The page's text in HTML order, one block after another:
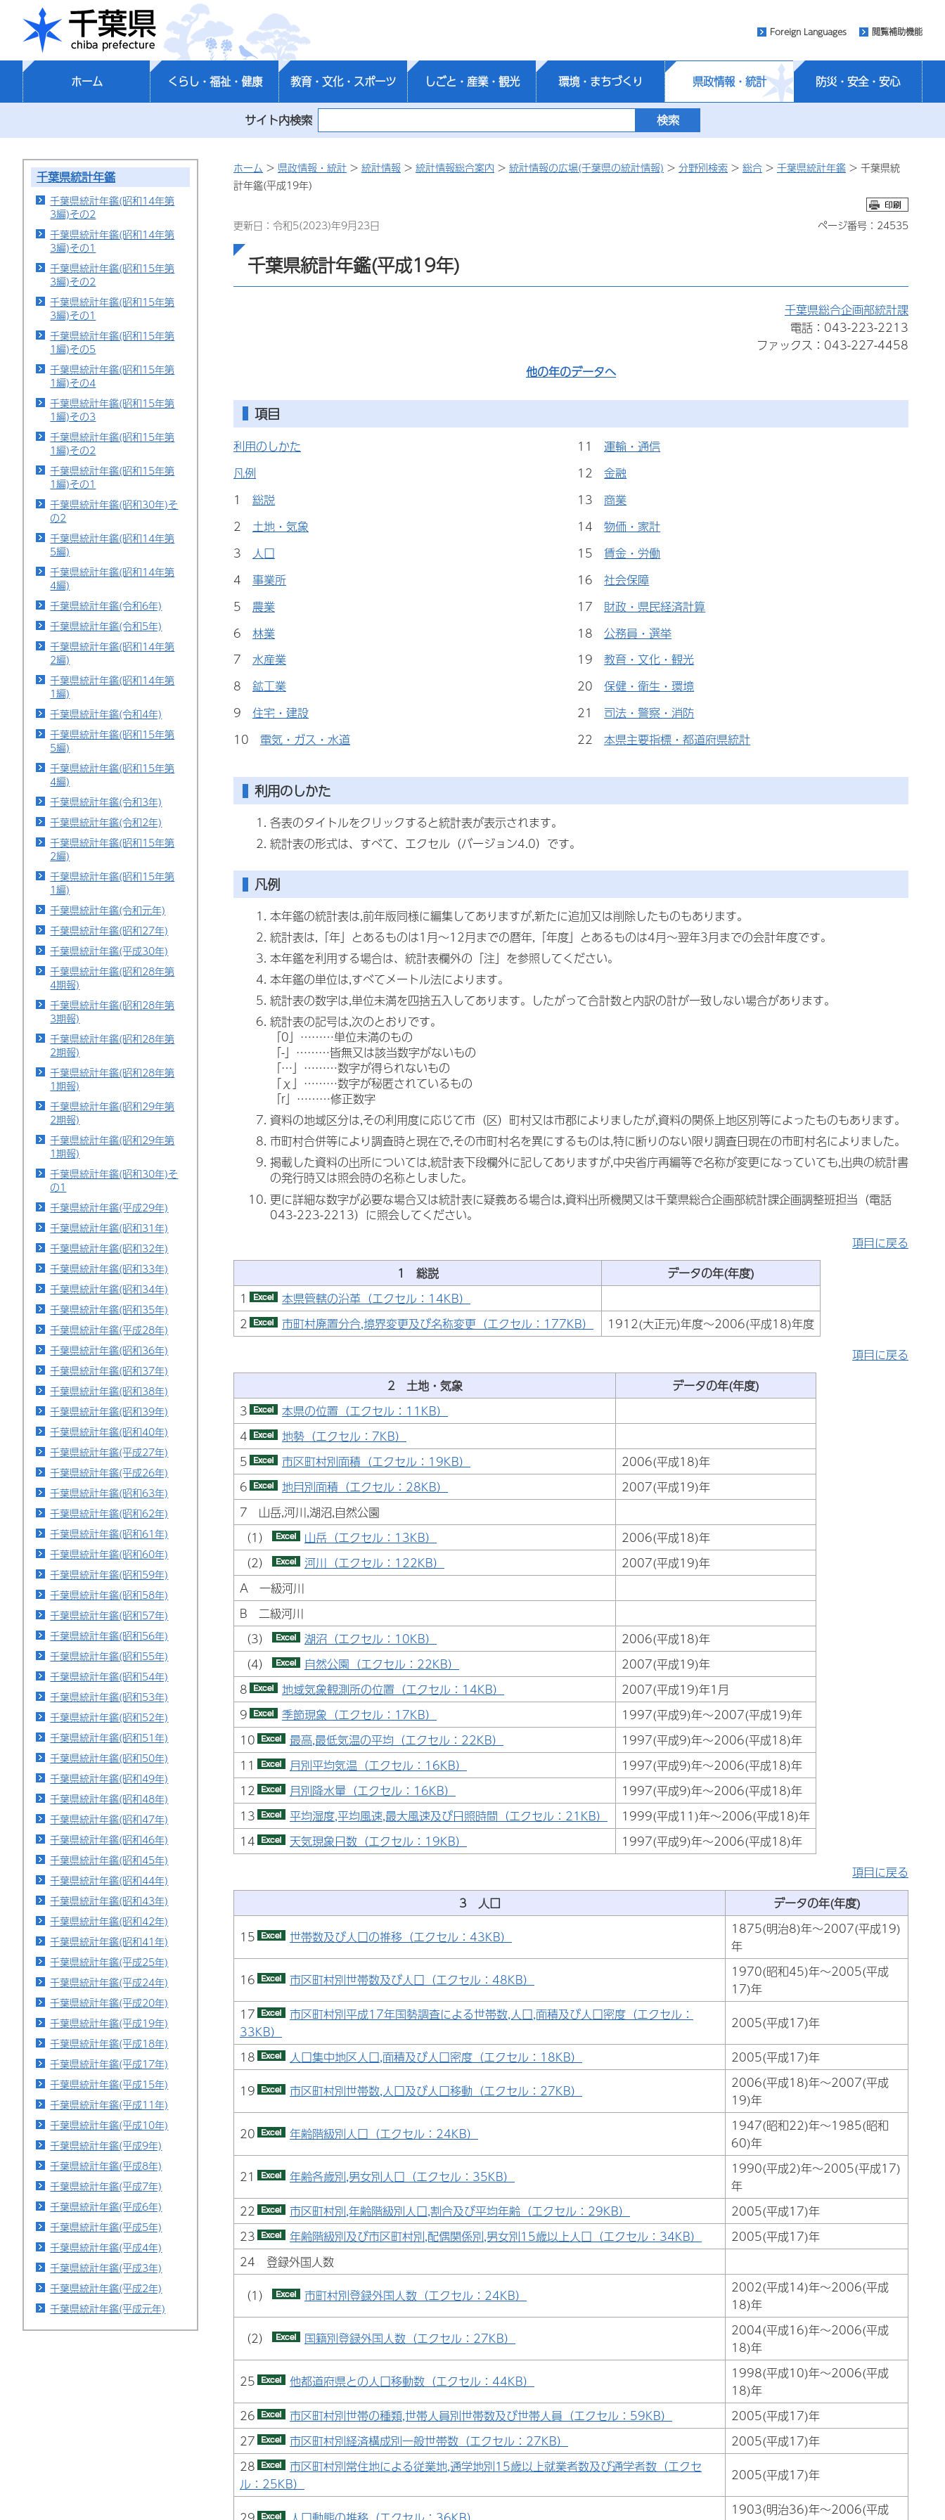
千葉県
Foreign Languages 閲覧補助機能
ホーム くらし・福祉・健康 教育・文化・スポーツ しごと・産業・観光 環境・まちづくり 県政情報・統計 防災・安全・安心
サイト内検索
千葉県統計年鑑
千葉県統計年鑑(昭和14年第
3編)その2
千葉県統計年鑑(昭和14年第
3編)その1
千葉県統計年鑑(昭和15年第
3編)その2
千葉県統計年鑑(昭和15年第
3編)その1
千葉県統計年鑑(昭和15年第
1編)その5
千葉県統計年鑑(昭和15年第
1編)その4
千葉県統計年鑑(昭和15年第
1編)その3
千葉県統計年鑑(昭和15年第
1編)その2
千葉県統計年鑑(昭和15年第
1編)その1
千葉県統計年鑑(昭和30年)そ
の2
千葉県統計年鑑(昭和14年第
5編)
千葉県統計年鑑(昭和14年第
4編)
千葉県統計年鑑(令和6年)
千葉県統計年鑑(令和5年)
千葉県統計年鑑(昭和14年第
2編)
千葉県統計年鑑(昭和14年第
1編)
千葉県統計年鑑(令和4年)
千葉県統計年鑑(昭和15年第
5編)
千葉県統計年鑑(昭和15年第
4編)
千葉県統計年鑑(令和3年)
千葉県統計年鑑(令和2年)
千葉県統計年鑑(昭和15年第
2編)
千葉県統計年鑑(昭和15年第
1編)
千葉県統計年鑑(令和元年)
千葉県統計年鑑(昭和27年)
千葉県統計年鑑(平成30年)
千葉県統計年鑑(昭和28年第
4期報)
千葉県統計年鑑(昭和28年第
3期報)
千葉県統計年鑑(昭和28年第
2期報)
千葉県統計年鑑(昭和28年第
1期報)
千葉県統計年鑑(昭和29年第
2期報)
千葉県統計年鑑(昭和29年第
1期報)
千葉県統計年鑑(昭和30年)そ
の1
千葉県統計年鑑(平成29年)
千葉県統計年鑑(昭和31年)
千葉県統計年鑑(昭和32年)
千葉県統計年鑑(昭和33年)
千葉県統計年鑑(昭和34年)
千葉県統計年鑑(昭和35年)
千葉県統計年鑑(平成28年)
千葉県統計年鑑(昭和36年)
千葉県統計年鑑(昭和37年)
千葉県統計年鑑(昭和38年)
千葉県統計年鑑(昭和39年)
千葉県統計年鑑(昭和40年)
千葉県統計年鑑(平成27年)
千葉県統計年鑑(平成26年)
千葉県統計年鑑(昭和63年)
千葉県統計年鑑(昭和62年)
千葉県統計年鑑(昭和61年)
千葉県統計年鑑(昭和60年)
千葉県統計年鑑(昭和59年)
千葉県統計年鑑(昭和58年)
千葉県統計年鑑(昭和57年)
千葉県統計年鑑(昭和56年)
千葉県統計年鑑(昭和55年)
千葉県統計年鑑(昭和54年)
千葉県統計年鑑(昭和53年)
千葉県統計年鑑(昭和52年)
千葉県統計年鑑(昭和51年)
千葉県統計年鑑(昭和50年)
千葉県統計年鑑(昭和49年)
千葉県統計年鑑(昭和48年)
千葉県統計年鑑(昭和47年)
千葉県統計年鑑(昭和46年)
千葉県統計年鑑(昭和45年)
千葉県統計年鑑(昭和44年)
千葉県統計年鑑(昭和43年)
千葉県統計年鑑(昭和42年)
千葉県統計年鑑(昭和41年)
千葉県統計年鑑(平成25年)
千葉県統計年鑑(平成24年)
千葉県統計年鑑(平成20年)
千葉県統計年鑑(平成19年)
千葉県統計年鑑(平成18年)
千葉県統計年鑑(平成17年)
千葉県統計年鑑(平成15年)
千葉県統計年鑑(平成11年)
千葉県統計年鑑(平成10年)
千葉県統計年鑑(平成9年)
千葉県統計年鑑(平成8年)
千葉県統計年鑑(平成7年)
千葉県統計年鑑(平成6年)
千葉県統計年鑑(平成5年)
千葉県統計年鑑(平成4年)
千葉県統計年鑑(平成3年)
千葉県統計年鑑(平成2年)
千葉県統計年鑑(平成元年)
ホーム > 県政情報・統計 > 統計情報 > 統計情報総合案内 > 統計情報の広場(千葉県の統計情報) > 分野別検索 > 総合 > 千葉県統計年鑑 > 千葉県統
計年鑑(平成19年)
更新日：令和5(2023)年9月23日 ページ番号：24535
千葉県統計年鑑(平成19年)
千葉県総合企画部統計課
電話：043-223-2213
ファックス：043-227-4458
他の年のデータへ
項目
利用のしかた
凡例
1 総説
2 土地・気象
3 人口
4 事業所
5 農業
6 林業
7 水産業
8 鉱工業
9 住宅・建設
10 電気・ガス・水道
11運輸・通信
12金融
13商業
14物価・家計
15賃金・労働
16社会保障
17 財政・県民経済計算
18公務員・選挙
19教育・文化・観光
20保健・衛生・環境
21司法・警察・消防
22本県主要指標・都道府県統計
利用のしかた
各表のタイトルをクリックすると統計表が表示されます。
統計表の形式は、すべて、エクセル（バージョン4.0）です。
凡例
本年鑑の統計表は,前年版同様に編集してありますが,新たに追加又は削除したものもあります。
統計表は,「年」とあるものは1月～12月までの暦年,「年度」とあるものは4月～翌年3月までの会計年度です。
本年鑑を利用する場合は、統計表欄外の「注」を参照してください。
本年鑑の単位は,すべてメートル法によります。
統計表の数字は,単位未満を四捨五入してあります。したがって合計数と内訳の計が一致しない場合があります。
統計表の記号は,次のとおりです。
「0」………単位未満のもの
「-」………皆無又は該当数字がないもの
「…」………数字が得られないもの
「χ」………数字が秘匿されているもの
「r」………修正数字
資料の地域区分は,その利用度に応じて市（区）町村又は市郡によりましたが,資料の関係上地区別等によったものもあります。
市町村合併等により調査時と現在で,その市町村名を異にするものは,特に断りのない限り調査日現在の市町村名によりました。
掲載した資料の出所については,統計表下段欄外に記してありますが,中央省庁再編等で名称が変更になっていても,出典の統計書
の発行時又は照会時の名称としました。
更に詳細な数字が必要な場合又は統計表に疑義ある場合は,資料出所機関又は千葉県総合企画部統計課企画調整班担当（電話
043-223-2213）に照会してください。
項目に戻る
1 総説
データの年(年度)
1
本県管轄の沿革（エクセル：14KB）
2
市町村廃置分合,境界変更及び名称変更（エクセル：177KB）
1912(大正元)年度～2006(平成18)年度
項目に戻る
2 土地・気象
データの年(年度)
3
本県の位置（エクセル：11KB）
4
地勢（エクセル：7KB）
5
市区町村別面積（エクセル：19KB）
2006(平成18)年
6
地目別面積（エクセル：28KB）
2007(平成19)年
7 山岳,河川,湖沼,自然公園
（1）
山岳（エクセル：13KB）
2006(平成18)年
（2）
河川（エクセル：122KB）
2007(平成19)年
A 一級河川
B 二級河川
（3）
湖沼（エクセル：10KB）
2006(平成18)年
（4）
自然公園（エクセル：22KB）
2007(平成19)年
8
地域気象観測所の位置（エクセル：14KB）
2007(平成19)年1月
9
季節現象（エクセル：17KB）
1997(平成9)年～2007(平成19)年
10
最高,最低気温の平均（エクセル：22KB）
1997(平成9)年～2006(平成18)年
11
月別平均気温（エクセル：16KB）
1997(平成9)年～2006(平成18)年
12
月別降水量（エクセル：16KB）
1997(平成9)年～2006(平成18)年
13
平均湿度,平均風速,最大風速及び日照時間（エクセル：21KB）
1999(平成11)年～2006(平成18)年
14
天気現象日数（エクセル：19KB）
1997(平成9)年～2006(平成18)年
項目に戻る
3 人口
データの年(年度)
15
世帯数及び人口の推移（エクセル：43KB）
1875(明治8)年～2007(平成19)
年
16
市区町村別世帯数及び人口（エクセル：48KB）
1970(昭和45)年～2005(平成
17)年
17
市区町村別平成17年国勢調査による世帯数,人口,面積及び人口密度（エクセル：
33KB）
2005(平成17)年
18
人口集中地区人口,面積及び人口密度（エクセル：18KB）
2005(平成17)年
19
市区町村別世帯数,人口及び人口移動（エクセル：27KB）
2006(平成18)年～2007(平成
19)年
20
年齢階級別人口（エクセル：24KB）
1947(昭和22)年～1985(昭和
60)年
21
年齢各歳別,男女別人口（エクセル：35KB）
1990(平成2)年～2005(平成17)
年
22
市区町村別,年齢階級別人口,割合及び平均年齢（エクセル：29KB）
2005(平成17)年
23
年齢階級別及び市区町村別,配偶関係別,男女別15歳以上人口（エクセル：34KB）
2005(平成17)年
24 登録外国人数
（1）
市町村別登録外国人数（エクセル：24KB）
2002(平成14)年～2006(平成
18)年
（2）
国籍別登録外国人数（エクセル：27KB）
2004(平成16)年～2006(平成
18)年
25
他都道府県との人口移動数（エクセル：44KB）
1998(平成10)年～2006(平成
18)年
26
市区町村別世帯の種類,世帯人員別世帯数及び世帯人員（エクセル：59KB）
2005(平成17)年
27
市区町村別経済構成別一般世帯数（エクセル：27KB）
2005(平成17)年
28
市区町村別常住地による従業地,通学地別15歳以上就業者数及び通学者数（エクセ
ル：25KB）
2005(平成17)年
1903(明治36)年～2006(平成